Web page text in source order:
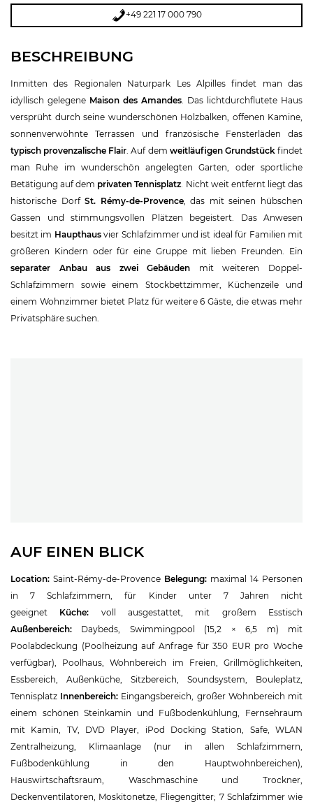
+49 221 17 000 790
BESCHREIBUNG
Inmitten des Regionalen Naturpark Les Alpilles findet man das
idyllisch gelegene Maison des Amandes . Das lichtdurchflutete Haus
versprüht durch seine wunderschönen Holzbalken, offenen Kamine,
sonnenverwöhnte Terrassen und französische Fensterläden das
typisch provenzalische Flair . Auf dem weitläufigen Grundstück findet
man Ruhe im wunderschön angelegten Garten, oder sportliche
Betätigung auf dem privaten Tennisplatz . Nicht weit entfernt liegt das
historische DorfSt. Rémy-de-Provence, das mit seinen hübschen
Gassen und stimmungsvollen Plätzen begeistert. Das Anwesen
besitzt im Haupthausvier Schlafzimmer und ist ideal für Familien mit
größeren Kindern oder für eine Gruppe mit lieben Freunden. Ein
separater Anbau aus zwei Gebäuden mit weiteren Doppel-
Schlafzimmern sowie einem Stockbettzimmer, Küchenzeile und
einem Wohnzimmer bietet Platz für weitere 6 Gäste, die etwas mehr
Privatsphäre suchen.
AUF EINEN BLICK
Location: Saint-Rémy-de-Provence Belegung: maximal 14 Personen
in 7 Schlafzimmern, für Kinder unter 7 Jahren nicht
geeignet Küche: voll ausgestattet, mit großem Esstisch
Außenbereich: Daybeds, Swimmingpool (15,2 × 6,5 m) mit
Poolabdeckung (Poolheizung auf Anfrage für 350 EUR pro Woche
verfügbar), Poolhaus, Wohnbereich im Freien, Grillmöglichkeiten,
Essbereich, Außenküche, Sitzbereich, Soundsystem, Bouleplatz,
Tennisplatz Innenbereich: Eingangsbereich, großer Wohnbereich mit
einem schönen Steinkamin und Fußbodenkühlung, Fernsehraum
mit Kamin, TV, DVD Player, iPod Docking Station, Safe, WLAN
Zentralheizung, Klimaanlage (nur in allen Schlafzimmern,
Fußbodenkühlung in den Hauptwohnbereichen),
Hauswirtschaftsraum, Waschmaschine und Trockner,
Deckenventilatoren, Moskitonetze, Fliegengitter; 7 Schlafzimmer wie